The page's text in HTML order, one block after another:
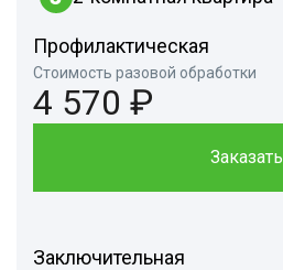
Профилактическая
Стоимость разовой обработки
4 570 ₽
Заказать
Заключительная